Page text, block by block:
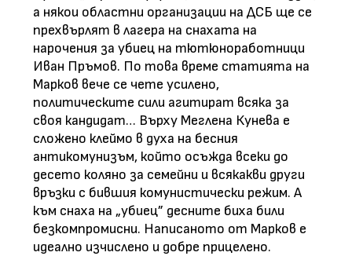
а някои областни организации на ДСБ ще се
прехвърлят в лагера на снахата на
нарочения за убиец на тютюноработници
Иван Пръмов. По това време статията на
Марков вече се чете усилено,
политическите сили агитират всяка за
своя кандидат… Върху Меглена Кунева е
сложено клеймо в духа на бесния
антикомунизъм, който осъжда всеки до
десето коляно за семейни и всякакви други
връзки с бившия комунистически режим. А
към снаха на „убиец” десните биха били
безкомпромисни. Написаното от Марков е
идеално изчислено и добре прицелено.